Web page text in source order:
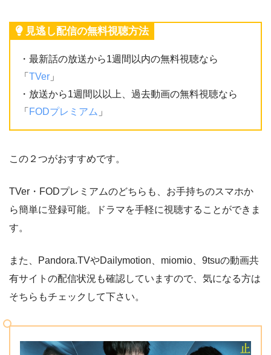
見逃し配信の無料視聴方法
・最新話の放送から1週間以内の無料視聴なら
「 TVer 」
・放送から1週間以以上、過去動画の無料視聴なら
「 FODプレミアム 」
この２つがおすすめです。
TVer・FODプレミアムのどちらも、お手持ちのスマホか
ら簡単に登録可能。ドラマを手軽に視聴することができま
す。
また、Pandora.TVやDailymotion、miomio、9tsuの動画共
有サイトの配信状況も確認していますので、気になる方は
そちらもチェックして下さい。